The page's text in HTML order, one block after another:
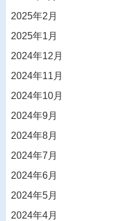
2025年2月
2025年1月
2024年12月
2024年11月
2024年10月
2024年9月
2024年8月
2024年7月
2024年6月
2024年5月
2024年4月